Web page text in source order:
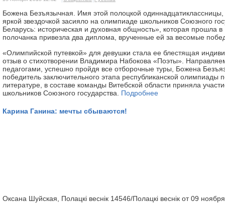
Божена Безъязычная. Имя этой полоцкой
яркой звездочкой засияло на олимпиа­де школьников Союзного
Беларусь: историческая и духовная общ­ность», которая прошла
полочанка привезла два диплома, врученные ей за весомые
«Олимпийской путевкой» для девушки стала ее блестящая
отзыв о стихотворении Владимира Набокова «Поэты».
педагогами, успешно пройдя все отборочные туры, Божена
победитель заключительного этапа республиканской олимпиады
литературе, в составе команды Витебской области приняла
школьников Союзного государства. Подробнее
Карина Ганина: мечты сбываются!
Оксана Шуйская, Полацкі веснік 14546/Полацкі веснік от 09